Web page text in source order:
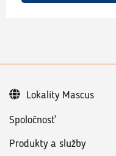
Spoločnosť
Produkty a služby
Lokality Mascus